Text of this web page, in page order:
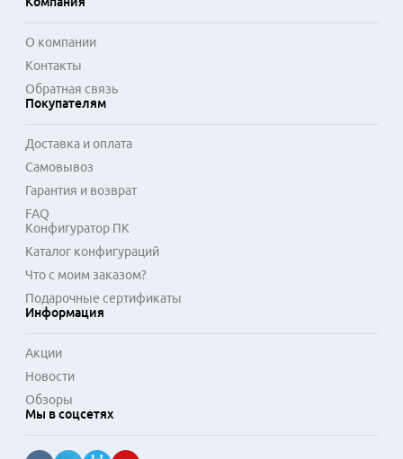
О компании
Контакты
Обратная связь
Покупателям
Доставка и оплата
Самовывоз
Гарантия и возврат
FAQ
Конфигуратор ПК
Каталог конфигураций
Что с моим заказом?
Подарочные сертификаты
Информация
Акции
Новости
Обзоры
Мы в соцсетях